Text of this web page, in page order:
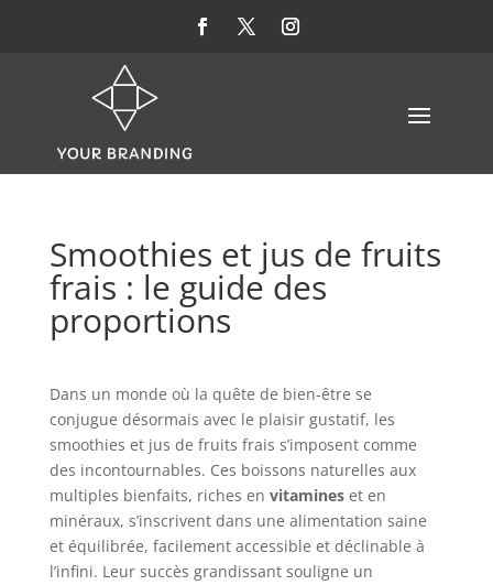
Smoothies et jus de fruits
frais : le guide des
proportions
Dans un monde où la quête de bien-être se
conjugue désormais avec le plaisir gustatif, les
smoothies et jus de fruits frais s’imposent comme
des incontournables. Ces boissons naturelles aux
multiples bienfaits, riches en vitamineset en
minéraux, s’inscrivent dans une alimentation saine
et équilibrée, facilement accessible et déclinable à
l’infini. Leur succès grandissant souligne un